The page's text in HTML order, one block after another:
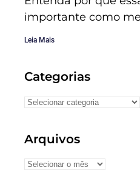
importante como
Leia Mais
Categorias
Arquivos